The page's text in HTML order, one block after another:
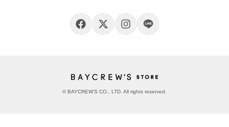
© BAYCREW’S CO., LTD. All rights reserved.